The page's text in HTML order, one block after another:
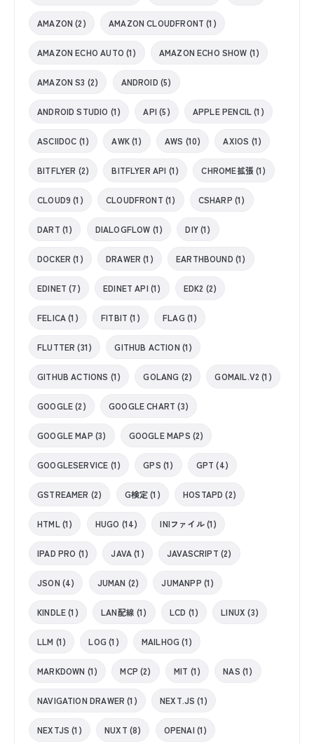
AMAZON (2) AMAZON CLOUDFRONT (1)
AMAZON ECHO AUTO (1) AMAZON ECHO SHOW (1)
AMAZON S3 (2) ANDROID (5)
ANDROID STUDIO (1) API (5) APPLE PENCIL (1)
ASCIIDOC (1) AWK (1) AWS (10) AXIOS (1)
BITFLYER (2) BITFLYER API (1) CHROME拡張 (1)
CLOUD9 (1) CLOUDFRONT (1) CSHARP (1)
DART (1) DIALOGFLOW (1) DIY (1)
DOCKER (1) DRAWER (1) EARTHBOUND (1)
EDINET (7) EDINET API (1) EDK2 (2)
FELICA (1) FITBIT (1) FLAG (1)
FLUTTER (31) GITHUB ACTION (1)
GITHUB ACTIONS (1) GOLANG (2) GOMAIL.V2 (1)
GOOGLE (2) GOOGLE CHART (3)
GOOGLE MAP (3) GOOGLE MAPS (2)
GOOGLESERVICE (1) GPS (1) GPT (4)
GSTREAMER (2) G検定 (1) HOSTAPD (2)
HTML (1) HUGO (14) INIファイル (1)
IPAD PRO (1) JAVA (1) JAVASCRIPT (2)
JSON (4) JUMAN (2) JUMANPP (1)
KINDLE (1) LAN配線 (1) LCD (1) LINUX (3)
LLM (1) LOG (1) MAILHOG (1)
MARKDOWN (1) MCP (2) MIT (1) NAS (1)
NAVIGATION DRAWER (1) NEXT.JS (1)
NEXTJS (1) NUXT (8) OPENAI (1)